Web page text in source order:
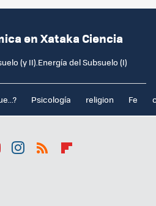
en Xataka Ciencia
(y II).Energía del Subsuelo (I)
Psicología religion Fe